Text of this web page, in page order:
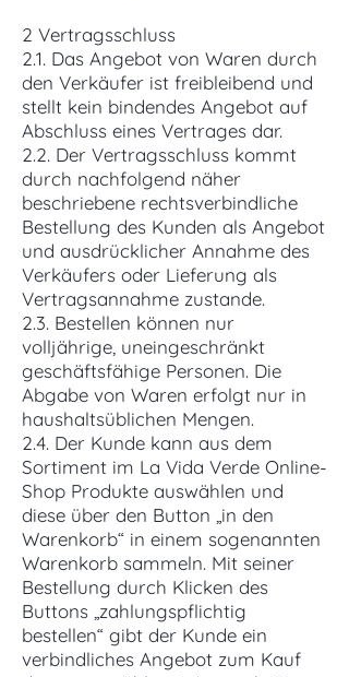
2 Vertragsschluss
2.1. Das Angebot von Waren durch
den Verkäufer ist freibleibend und
stellt kein bindendes Angebot auf
Abschluss eines Vertrages dar.
2.2. Der Vertragsschluss kommt
durch nachfolgend näher
beschriebene rechtsverbindliche
Bestellung des Kunden als Angebot
und ausdrücklicher Annahme des
Verkäufers oder Lieferung als
Vertragsannahme zustande.
2.3. Bestellen können nur
volljährige, uneingeschränkt
geschäftsfähige Personen. Die
Abgabe von Waren erfolgt nur in
haushaltsüblichen Mengen.
2.4. Der Kunde kann aus dem
Sortiment im La Vida Verde Online-
Shop Produkte auswählen und
diese über den Button „in den
Warenkorb“ in einem sogenannten
Warenkorb sammeln. Mit seiner
Bestellung durch Klicken des
Buttons „zahlungspflichtig
bestellen“ gibt der Kunde ein
verbindliches Angebot zum Kauf